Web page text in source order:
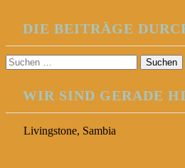
DIE BEITRÄGE
Suchen
nach:
WIR SIND GERADE
Livingstone, Sambia